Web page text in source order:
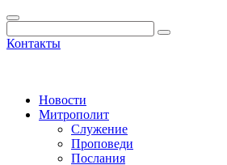
Контакты
Новости
Митрополит
Служение
Проповеди
Послания